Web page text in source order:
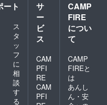
ート
ス
タ
ッ
フ
に
相
談
す
る
サ
ー
ビ
ス
CAM
PFI
RE
CAM
PFI
CAMP
FIRE
につい
て
CAMP
FIREと
は
あんし
ん・安